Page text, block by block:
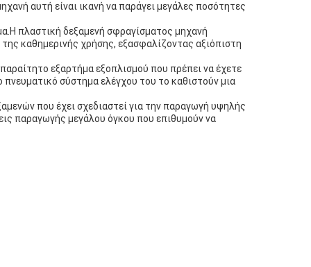
αυτή είναι ικανή να παράγει μεγάλες ποσότητες
πλαστική δεξαμενή σφραγίσματος μηχανή
της καθημερινής χρήσης, εξασφαλίζοντας αξιόπιστη
εξαρτήμα εξοπλισμού που πρέπει να έχετε
σύστημα ελέγχου του το καθιστούν μια
που έχει σχεδιαστεί για την παραγωγή υψηλής
παραγωγής μεγάλου όγκου που επιθυμούν να